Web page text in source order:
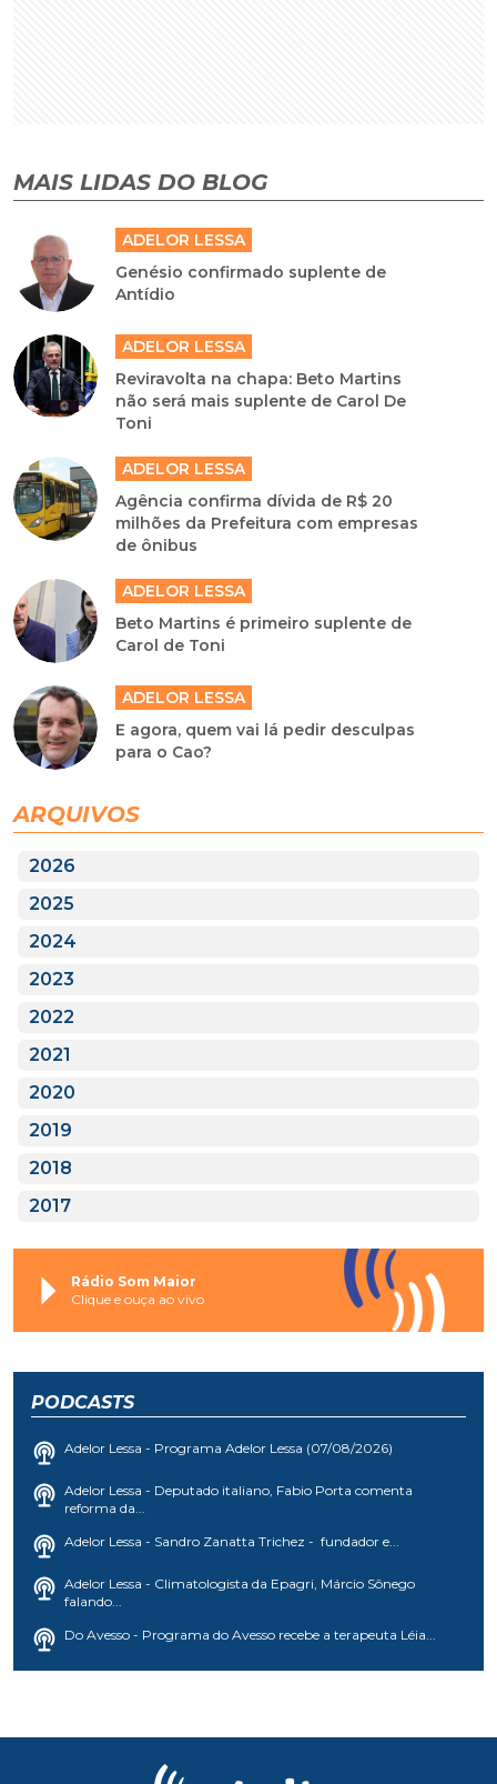
MAIS LIDAS DO BLOG
ADELOR LESSA
Genésio confirmado suplente de
Antídio
ADELOR LESSA
Reviravolta na chapa: Beto Martins
não será mais suplente de Carol De
Toni
ADELOR LESSA
Agência confirma dívida de R$ 20
milhões da Prefeitura com empresas
de ônibus
ADELOR LESSA
Beto Martins é primeiro suplente de
Carol de Toni
ADELOR LESSA
E agora, quem vai lá pedir desculpas
para o Cao?
ARQUIVOS
2026
2025
2024
2023
2022
2021
2020
2019
2018
2017
Rádio Som Maior
Clique e ouça ao vivo
PODCASTS
Adelor Lessa - Programa Adelor Lessa (07/08/2026)
Adelor Lessa - Deputado italiano, Fabio Porta comenta
reforma da...
Adelor Lessa - Sandro Zanatta Trichez - fundador e...
Adelor Lessa - Climatologista da Epagri, Márcio Sônego
falando...
Do Avesso - Programa do Avesso recebe a terapeuta Léia...